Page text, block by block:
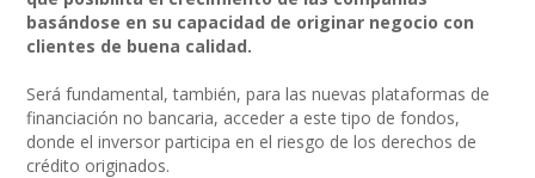
basándose en su capacidad de originar negocio con
clientes de buena calidad.
Será fundamental, también, para las nuevas plataformas de
financiación no bancaria, acceder a este tipo de fondos,
donde el inversor participa en el riesgo de los derechos de
crédito originados.